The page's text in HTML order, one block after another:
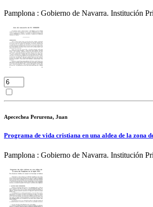
Pamplona : Gobierno de Navarra. Institución
Apecechea Perurena, Juan
Programa de vida cristiana en una aldea de la zona
Pamplona : Gobierno de Navarra. Institución